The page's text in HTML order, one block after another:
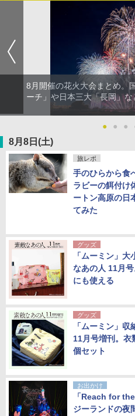
草津温泉
14,300円～
海のサウ
島原温泉ホ
10,450円～
北陸 福井
級の庭園露
19,541円～
11,200円～
下呂温泉
8,250円～
品川プリン
7,037円～
東京ドーム
7,980円～
品川プリン
ホテルトラ
5,450円～
住友不動産
ンド東京有明
グランドニ
6,800円～
シェラトン
テル
7,950円～
舞浜ビュー
東京ベイ舞
5,758円～
5,200円～
東京ベイ舞
4,290円～
8月開催の花火大会まとめ。
ーチ」や日本三大「長岡」な
● ● ●
8月8日(土)
旅レポ
手のひらから食
ラビーの餌付け
ートン高原の日
てみた
グッズ
「ムーミン」
なあの人 11月
にも使える
グッズ
「ムーミン」
11月号増刊。衣
個セット
お出かけ
「Reach for
ジーランドの夜